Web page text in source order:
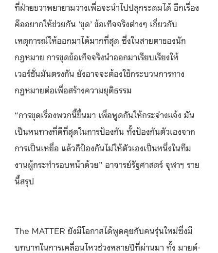
ที่ฝ่ายขวาพยายามวางเพื่อจะนำไปปลุกระดมได้ อีกเรื่อง
คืออยากให้ช่วยกัน ‘ขุด’ ข้อเท็จจริงต่างๆ เกี่ยวกับ
เหตุการณ์ให้ออกมาได้มากที่สุด ซึ่งในสายตาของนัก
กฎหมาย การขุดข้อเท็จจริงนำออกมาเรียบเรียงให้
เวอร์ชั่นมันตรงกัน ยังอาจจะต้องใช้กระบวนการทาง
กฎหมายต่อเพื่อสร้างความยุติธรรม
“การขุดเรื่องพวกนี้ขึ้นมา เพื่อพูดกันให้กระจ่างแจ้ง มัน
เป็นหนทางที่ดีที่สุดในการป้องกัน ทั้งป้องกันตัวเองจาก
การเป็นเหยื่อ แล้วก็ป้องกันไม่ให้ตัวเองเป็นหนึ่งในทีม
งานผู้กระทำรอบหน้าด้วย” อาจารย์รัฐศาสตร์ จุฬาฯ ราย
นี้สรุป
The MATTER ยังมีโอกาสได้พูดคุยกับคนรุ่นใหม่ซึ่งมี
บทบาทในการเคลื่อนไหวช่วงหลายปีที่ผ่านมา ทั้ง มายด์-